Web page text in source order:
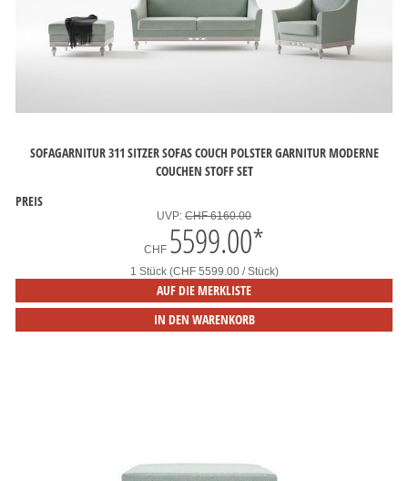
SOFAGARNITUR 311 SITZER SOFAS COUCH POLSTER GARNITUR MODERNE
COUCHEN STOFF SET
PREIS
UVP: CHF 6160.00
CHF 5599.00*
1 Stück (CHF 5599.00 / Stück)
AUF DIE MERKLISTE
IN DEN WARENKORB